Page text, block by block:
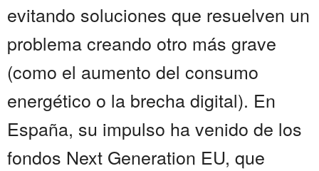
evitando soluciones que resuelven un
problema creando otro más grave
(como el aumento del consumo
energético o la brecha digital). En
España, su impulso ha venido de los
fondos Next Generation EU, que